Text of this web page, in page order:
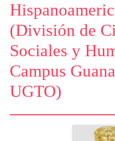
(División de
Sociales y
Campus
UGTO)